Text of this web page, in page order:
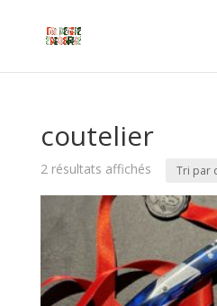
coutelier
2 résultats affichés